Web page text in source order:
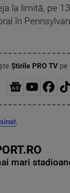
la limită, pe
în
Știrile PRO TVpe
,
mari